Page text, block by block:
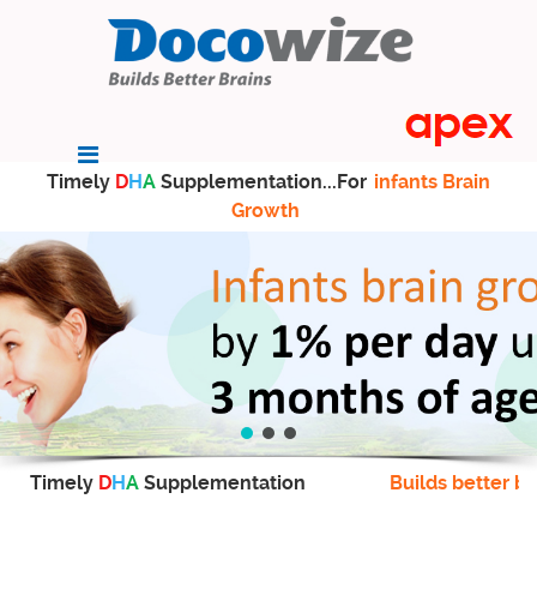
Timely DHA Supplementation...For infants Brain
Growth
Timely DHA Supplementation Builds better